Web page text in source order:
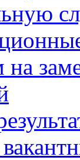
на